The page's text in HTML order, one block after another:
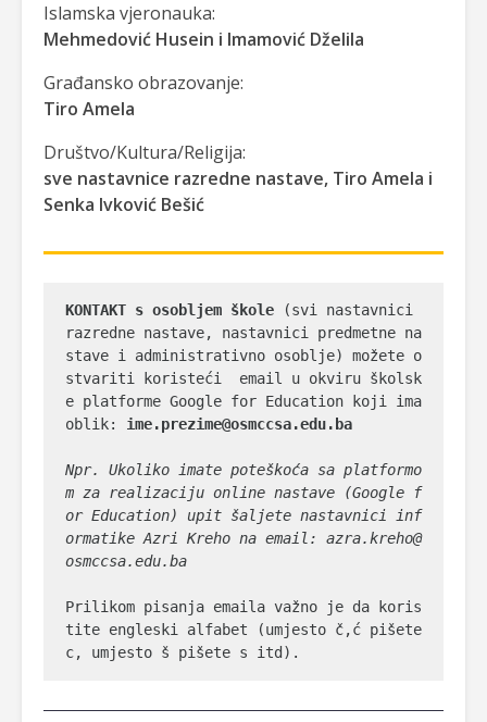
Islamska vjeronauka:
Mehmedović Husein i Imamović Dželila
Građansko obrazovanje:
Tiro Amela
Društvo/Kultura/Religija:
sve nastavnice razredne nastave, Tiro Amela i
Senka Ivković Bešić
KONTAKT s osobljem škole (svi nastavnici
razredne nastave, nastavnici predmetne na
stave i administrativno osoblje) možete o
stvariti koristeći  email u okviru školsk
e platforme Google for Education koji ima
oblik: ime.prezime@osmccsa.edu.ba
Npr. Ukoliko imate poteškoća sa platformo
m za realizaciju online nastave (Google f
or Education) upit šaljete nastavnici inf
ormatike Azri Kreho na email: azra.kreho@
osmccsa.edu.ba
Prilikom pisanja emaila važno je da koris
tite engleski alfabet (umjesto č,ć pišete
c, umjesto š pišete s itd).